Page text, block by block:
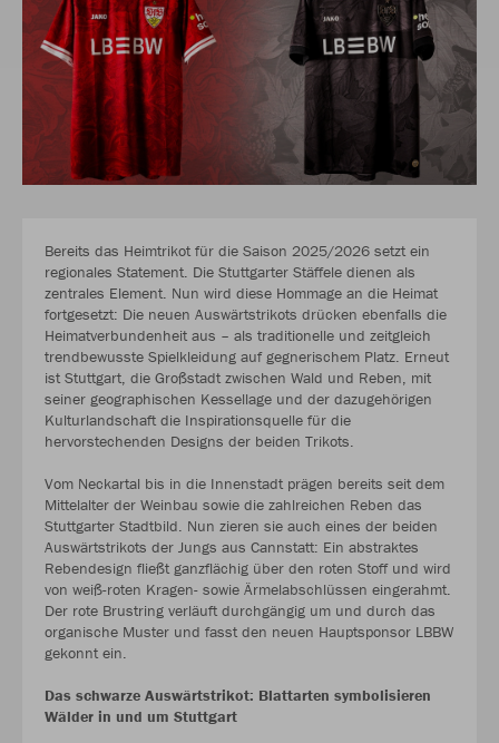
Bereits das Heimtrikot für die Saison 2025/2026 setzt ein
regionales Statement. Die Stuttgarter Stäffele dienen als
zentrales Element. Nun wird diese Hommage an die Heimat
fortgesetzt: Die neuen Auswärtstrikots drücken ebenfalls die
Heimatverbundenheit aus – als traditionelle und zeitgleich
trendbewusste Spielkleidung auf gegnerischem Platz. Erneut
ist Stuttgart, die Großstadt zwischen Wald und Reben, mit
seiner geographischen Kessellage und der dazugehörigen
Kulturlandschaft die Inspirationsquelle für die
hervorstechenden Designs der beiden Trikots.
Vom Neckartal bis in die Innenstadt prägen bereits seit dem
Mittelalter der Weinbau sowie die zahlreichen Reben das
Stuttgarter Stadtbild. Nun zieren sie auch eines der beiden
Auswärtstrikots der Jungs aus Cannstatt: Ein abstraktes
Rebendesign fließt ganzflächig über den roten Stoff und wird
von weiß-roten Kragen- sowie Ärmelabschlüssen eingerahmt.
Der rote Brustring verläuft durchgängig um und durch das
organische Muster und fasst den neuen Hauptsponsor LBBW
gekonnt ein.
Das schwarze Auswärtstrikot: Blattarten symbolisieren
Wälder in und um Stuttgart